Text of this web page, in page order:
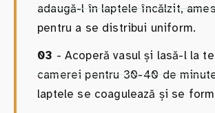
adaugă-l în laptele încălzit,
pentru a se distribui uniform.
03 - Acoperă vasul și lasă-l la
camerei pentru 30-40 de
laptele se coagulează și se